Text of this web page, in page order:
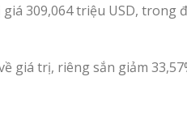
309,064 triệu USD, trong
giá trị, riêng sắn giảm